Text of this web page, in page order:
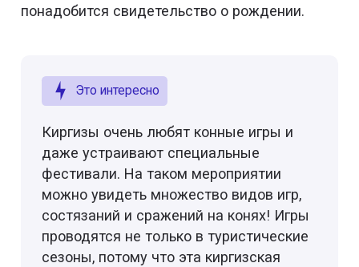
понадобится свидетельство о рождении.
Это интересно
Киргизы очень любят конные игры и
даже устраивают специальные
фестивали. На таком мероприятии
можно увидеть множество видов игр,
состязаний и сражений на конях! Игры
проводятся не только в туристические
сезоны, потому что эта киргизская